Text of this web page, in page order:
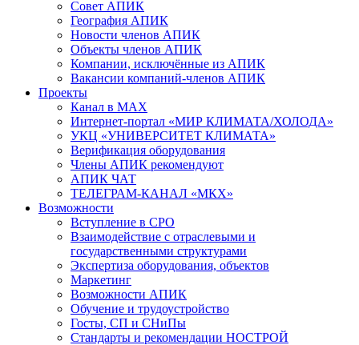
Совет АПИК
География АПИК
Новости членов АПИК
Объекты членов АПИК
Компании, исключённые из АПИК
Вакансии компаний-членов АПИК
Проекты
Канал в MAX
Интернет-портал «МИР КЛИМАТА/ХОЛОДА»
УКЦ «УНИВЕРСИТЕТ КЛИМАТА»
Верификация оборудования
Члены АПИК рекомендуют
АПИК ЧАТ
ТЕЛЕГРАМ-КАНАЛ «МКХ»
Возможности
Вступление в СРО
Взаимодействие с отраслевыми и
государственными структурами
Экспертиза оборудования, объектов
Маркетинг
Возможности АПИК
Обучение и трудоустройство
Госты, СП и СНиПы
Стандарты и рекомендации НОСТРОЙ